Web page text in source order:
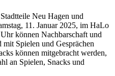
Neu Hagen und
11. Januar 2025, im HaLo
können Nachbarschaft und
Spielen und Gesprächen
können mitgebracht werden,
an Spielen, Snacks und